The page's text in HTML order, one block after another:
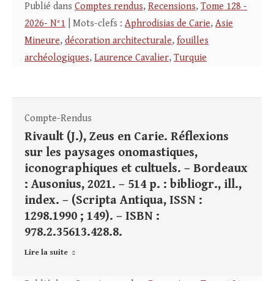
Publié dans Comptes rendus, Recensions, Tome 128 -
2026- N°1 | Mots-clefs : Aphrodisias de Carie, Asie
Mineure, décoration architecturale, fouilles
archéologiques, Laurence Cavalier, Turquie
Compte-Rendus
Rivault (J.), Zeus en Carie. Réflexions
sur les paysages onomastiques,
iconographiques et cultuels. – Bordeaux
: Ausonius, 2021. – 514 p. : bibliogr., ill.,
index. – (Scripta Antiqua, ISSN :
1298.1990 ; 149). – ISBN :
978.2.35613.428.8.
Lire la suite